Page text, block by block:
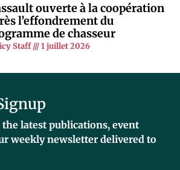
ouverte à la coopération
l’effondrement du
de chasseur
Staff 1 juillet 2026
the latest publications, event
weekly newsletter delivered to